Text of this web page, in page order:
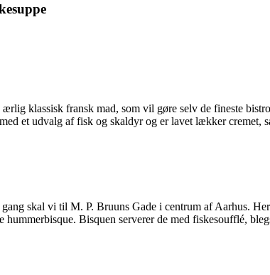
klassisk fransk mad, som vil gøre selv de fineste
et udvalg af fisk og skaldyr og er lavet lækker
skal vi til M. P. Bruuns Gade i centrum af Aarhus.
hummerbisque. Bisquen serverer de med fiskesoufflé,